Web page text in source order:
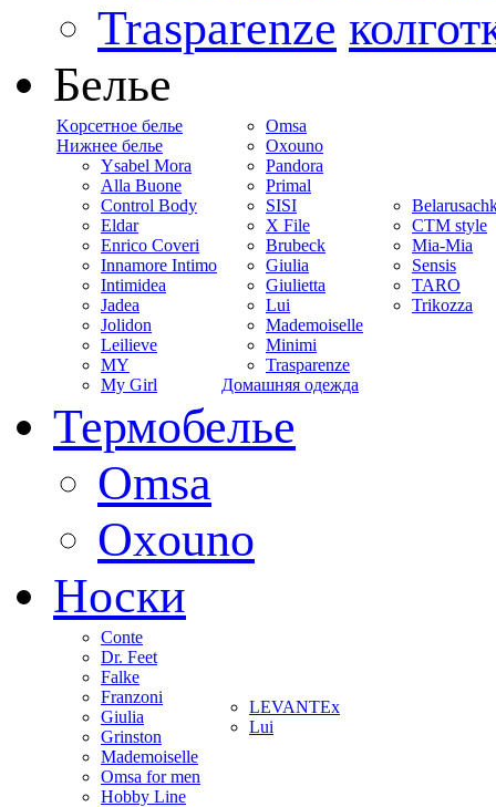
Trasparenze
Белье
Kорсетное белье
Нижнее белье
Ysabel Mora
Alla Buone
Control Body
Eldar
Enrico Coveri
Innamore Intimo
Intimidea
Jadea
Jolidon
Leilieve
MY
My Girl
Omsa
Oxouno
Pandora
Primal
SISI
X File
Brubeck
Giulia
Giulietta
Lui
Mademoiselle
Minimi
Trasparenze
Домашняя одежда
CTM style
Mia-Mia
Sensis
TARO
Trikozza
Термобелье
Omsa
Oxouno
Носки
Conte
Dr. Feet
Falke
Franzoni
Giulia
Grinston
Mademoiselle
Omsa for men
Hobby Line
LEVANTEx
Lui